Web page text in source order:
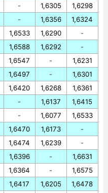
-
-
1,6533
1,6588
1,6547
1,6497
1,6420
-
-
1,6470
1,6474
1,6396
1,6364
1,6417
1,6305
1,6356
1,6290
1,6292
-
-
1,6268
1,6137
1,6077
1,6173
1,6239
-
-
1,6205
1,6298
1,6324
-
-
1,6231
1,6301
1,6361
1,6415
1,6533
-
-
1,6631
1,6575
1,6478